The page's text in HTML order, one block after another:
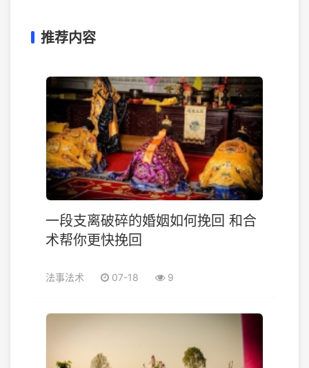
推荐内容
一段支离破碎的婚姻如何挽回 和合
术帮你更快挽回
法事法术 07-18 9